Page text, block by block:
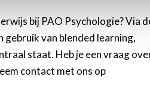
bij PAO Psychologie? Via
gebruik van blended learning,
staat. Heb je een vraag
contact met ons op